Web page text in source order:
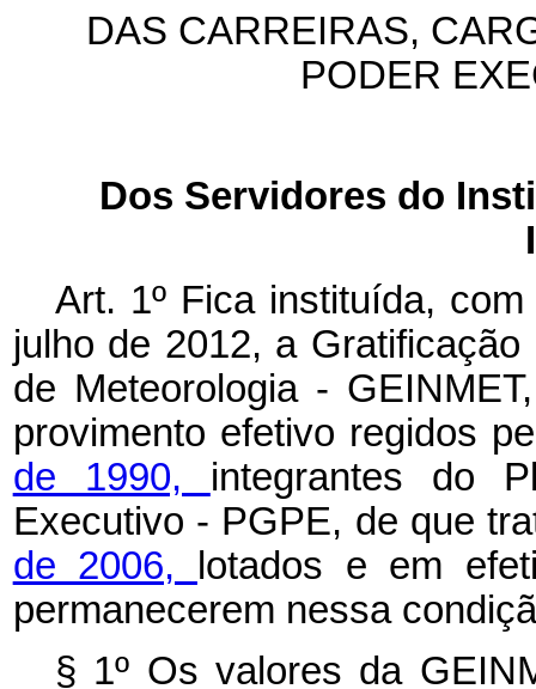
DAS CARREIRAS,
PODER
Dos Servidores do
Art. 1º Fica instituída,
julho de 2012, a
de Meteorologia -
provimento efetivo regidos
de 1990, integrantes do
Executivo - PGPE, de que
de 2006,
lotados e em
permanecerem nessa
§ 1º Os valores da